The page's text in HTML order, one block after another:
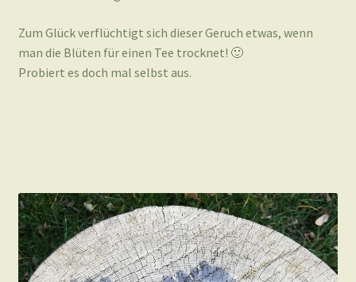
Zum Glück verflüchtigt sich dieser Geruch etwas, wenn
man die Blüten für einen Tee trocknet! 🙂
Probiert es doch mal selbst aus.